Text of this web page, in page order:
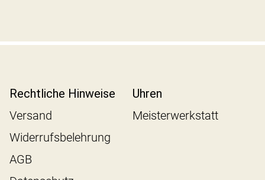
Rechtliche Hinweise
Versand
Widerrufsbelehrung
AGB
Uhren
Meisterwerkstatt